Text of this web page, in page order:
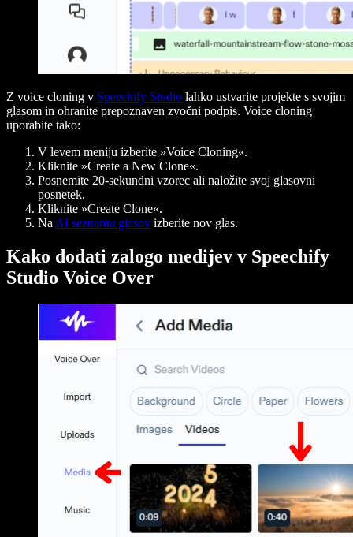
Z voice cloning v Speechify Studio lahko ustvarite projekte s svojim
glasom in ohranite prepoznaven zvočni podpis. Voice cloning
uporabite tako:
V levem meniju izberite »Voice Cloning«.
Kliknite »Create a New Clone«.
Posnemite 20-sekundni vzorec ali naložite svoj glasovni
posnetek.
Kliknite »Create Clone«.
Na AI seznamu glasov izberite nov glas.
Kako dodati zalogo medijev v Speechify
Studio Voice Over